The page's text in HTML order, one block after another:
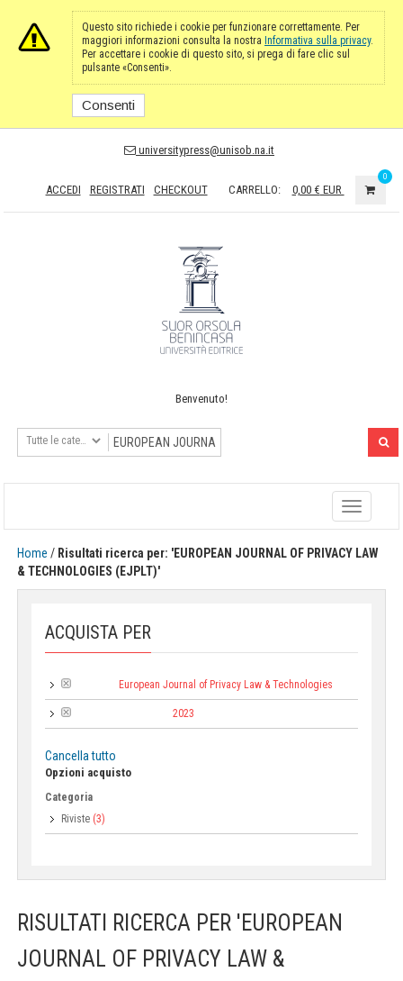
Questo sito richiede i cookie per funzionare correttamente. Per
maggiori informazioni consulta la nostra Informativa sulla privacy.
Per accettare i cookie di questo sito, si prega di fare clic sul
pulsante «Consenti».
Consenti
universitypress@unisob.na.it
ACCEDI REGISTRATI CHECKOUT CARRELLO: 0,00 € EUR
0
Benvenuto!
Toggle
navigation
Home / Risultati ricerca per: 'EUROPEAN JOURNAL OF PRIVACY LAW
& TECHNOLOGIES (EJPLT)'
ACQUISTA PER
European Journal of Privacy Law & Technologies
2023
Cancella tutto
Opzioni acquisto
Categoria
Riviste (3)
RISULTATI RICERCA PER 'EUROPEAN
JOURNAL OF PRIVACY LAW &